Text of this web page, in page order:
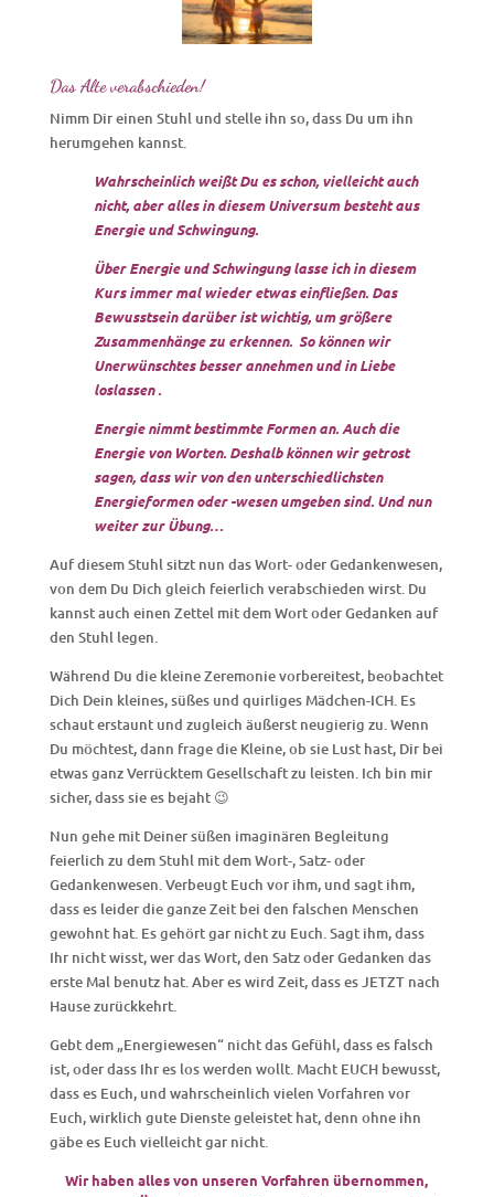
Das Alte verabschieden!
Nimm Dir einen Stuhl und stelle ihn so, dass Du um ihn
herumgehen kannst.
Wahrscheinlich weißt Du es schon, vielleicht auch
nicht, aber alles in diesem Universum besteht aus
Energie und Schwingung.
Über Energie und Schwingung lasse ich in diesem
Kurs immer mal wieder etwas einfließen. Das
Bewusstsein darüber ist wichtig, um größere
Zusammenhänge zu erkennen. So können wir
Unerwünschtes besser annehmen und in Liebe
loslassen .
Energie nimmt bestimmte Formen an. Auch die
Energie von Worten. Deshalb können wir getrost
sagen, dass wir von den unterschiedlichsten
Energieformen oder -wesen umgeben sind. Und nun
weiter zur Übung…
Auf diesem Stuhl sitzt nun das Wort- oder Gedankenwesen,
von dem Du Dich gleich feierlich verabschieden wirst. Du
kannst auch einen Zettel mit dem Wort oder Gedanken auf
den Stuhl legen.
Während Du die kleine Zeremonie vorbereitest, beobachtet
Dich Dein kleines, süßes und quirliges Mädchen-ICH. Es
schaut erstaunt und zugleich äußerst neugierig zu. Wenn
Du möchtest, dann frage die Kleine, ob sie Lust hast, Dir bei
etwas ganz Verrücktem Gesellschaft zu leisten. Ich bin mir
sicher, dass sie es bejaht 😉
Nun gehe mit Deiner süßen imaginären Begleitung
feierlich zu dem Stuhl mit dem Wort-, Satz- oder
Gedankenwesen. Verbeugt Euch vor ihm, und sagt ihm,
dass es leider die ganze Zeit bei den falschen Menschen
gewohnt hat. Es gehört gar nicht zu Euch. Sagt ihm, dass
Ihr nicht wisst, wer das Wort, den Satz oder Gedanken das
erste Mal benutz hat. Aber es wird Zeit, dass es JETZT nach
Hause zurückkehrt.
Gebt dem „Energiewesen“ nicht das Gefühl, dass es falsch
ist, oder dass Ihr es los werden wollt. Macht EUCH bewusst,
dass es Euch, und wahrscheinlich vielen Vorfahren vor
Euch, wirklich gute Dienste geleistet hat, denn ohne ihn
gäbe es Euch vielleicht gar nicht.
Wir haben alles von unseren Vorfahren übernommen,